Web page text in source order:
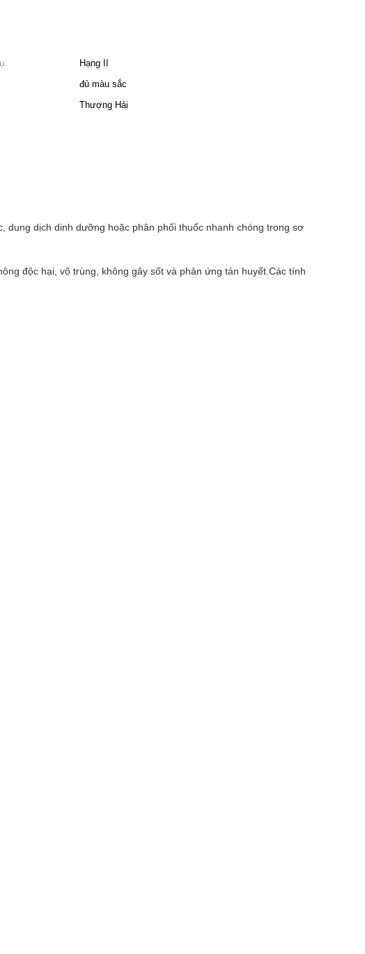
Hạng II
đủ màu sắc
Thượng Hải
dịch dinh dưỡng hoặc phân phối thuốc nhanh chóng trong sơ
độc hại, vô trùng, không gây sốt và phản ứng tán huyết.Các tính